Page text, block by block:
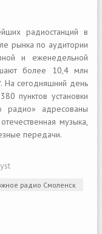
радиостанций в
рынка по аудитории
и еженедельной
более 10,4 млн
На сегодняшний день
пунктов установки
радио» адресованы
музыка,
передачи.
радио Смоленск